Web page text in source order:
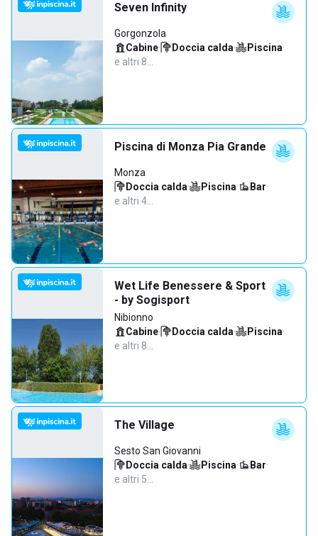
Seven Infinity
Gorgonzola
Cabine· Doccia calda· Piscina·
e altri 8…
Piscina di Monza Pia Grande
Monza
Doccia calda· Piscina· Bar·
e altri 4…
Wet Life Benessere & Sport
- by Sogisport
Nibionno
Cabine· Doccia calda· Piscina·
e altri 8…
The Village
Sesto San Giovanni
Doccia calda· Piscina· Bar·
e altri 5…